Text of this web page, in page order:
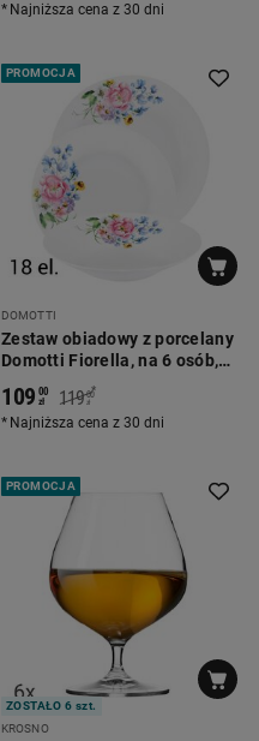
Najniższa cena z 30 dni
PROMOCJA
DOMOTTI
Zestaw obiadowy z porcelany
Domotti Fiorella, na 6 osób,
18 elementów
109 00
zł 119 00
zł
*
Najniższa cena z 30 dni
PROMOCJA
ZOSTAŁO 6 szt.
KROSNO